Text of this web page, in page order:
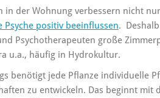
in der Wohnung verbessern nicht
Psyche positiv beeinflussen.
Psychotherapeuten große
u.a., häufig in Hydrokultur.
benötigt jede Pflanze individuelle
zu entwickeln. Das beginnt mit